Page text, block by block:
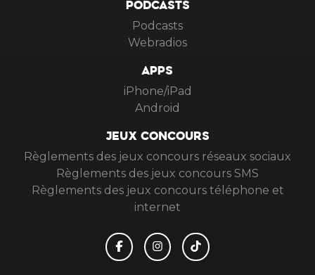
PODCASTS
Podcasts
Webradios
APPS
iPhone/iPad
Android
JEUX CONCOURS
Règlements des jeux concours réseaux sociaux
Règlements des jeux concours SMS
Règlements des jeux concours téléphone et
internet